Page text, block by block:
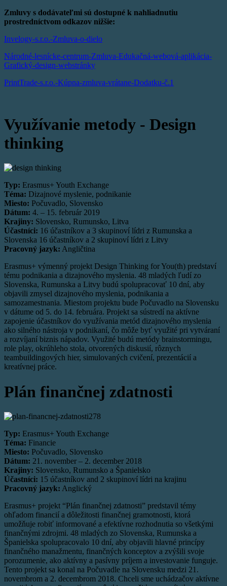
Zmluvy s dodávateľmi sú dostupné k nahliadnutiu
prostredníctvom odkazov nižšie:
Invelogy-s.r.o.-Zmluva-o-dielo
Národné-lesnícke-centrum-Zmluva-Edukačná-webová-aplikácia-
Grafický-design-webstránky
PrintTrade-s.r.o.-Kúpna-zmluva-vrátane-Dodatku-č.1
Využívanie metody - Design
thinking
Typ: Erasmus+ Youth Exchange
Téma: Dizajnové myslenie, podnikanie
Miesto: Počuvadlo, Slovensko
Dátum: 4. – 15. február 2019
Krajiny: Slovensko, Rumunsko, Litva
Účastníci: 16 účastníkov a 3 skupinoví lídri z Rumunska a
Slovenska 16 účastníkov a 2 skupinoví lídri z Litvy
Pracovný jazyk: Angličtina
Erasmus+ výmenný projekt Design Thinking for You(th) predstaví
tému podnikania a dizajnového myslenia. 48 mladých ľudí zo
Slovenska, Rumunska a Litvy budú spolupracovať 10 dní, aby
objavili zmysel dizajnového myslenia, podnikania a
samozamestnania. Miestom projektu bude Počuvadlo na Slovensku
v dátume od 5. do 14. februára. Projekt sa sústredí na aktívne
zapojenie účastníkov do využívania metód dizajnového myslenia
ako silného nástroja v podnikaní, čo môže byť využité pri vytváraní
a rozvíjaní biznis nápadov. Využité budú metódy brainstormingu,
role play, okrúhleho stola, otvorených diskusií, rôznych
teambuildingových hier, simulovaných cvičení, prezentácií a
kreatívnej práce.
Plán finančnej zdatnosti
Typ: Erasmus+ Youth Exchange
Téma: Financie
Miesto: Počuvadlo, Slovensko
Dátum: 21. november – 2. december 2018
Krajiny: Slovensko, Rumunsko a Španielsko
Účastníci: 15 účastníkov and 2 skupinoví lídri na krajinu
Pracovný jazyk: Anglický
Erasmus+ projekt “Plán finančnej zdatnosti” predstavil témy
ohľadom financií a dôležitosti finančnej gramotnosti, ktorá
umožňuje robiť informované a efektívne rozhodnutia so všetkými
finančnými zdrojmi. 48 mladých zo Slovenska, Rumunska a
Španielska spolupracovalo 10 dní, aby objavili hlavné princípy
finančného manažmentu, finančných konceptov a zvýšili svoje
porozumenie, ako aktívny a pasívny príjem a investovanie funguje.
Tento projekt sa konal na Počuvadle na Slovensku medzi 21.
novembrom a 2. decembrom 2018. Chceli sme uchádzačov aktívne